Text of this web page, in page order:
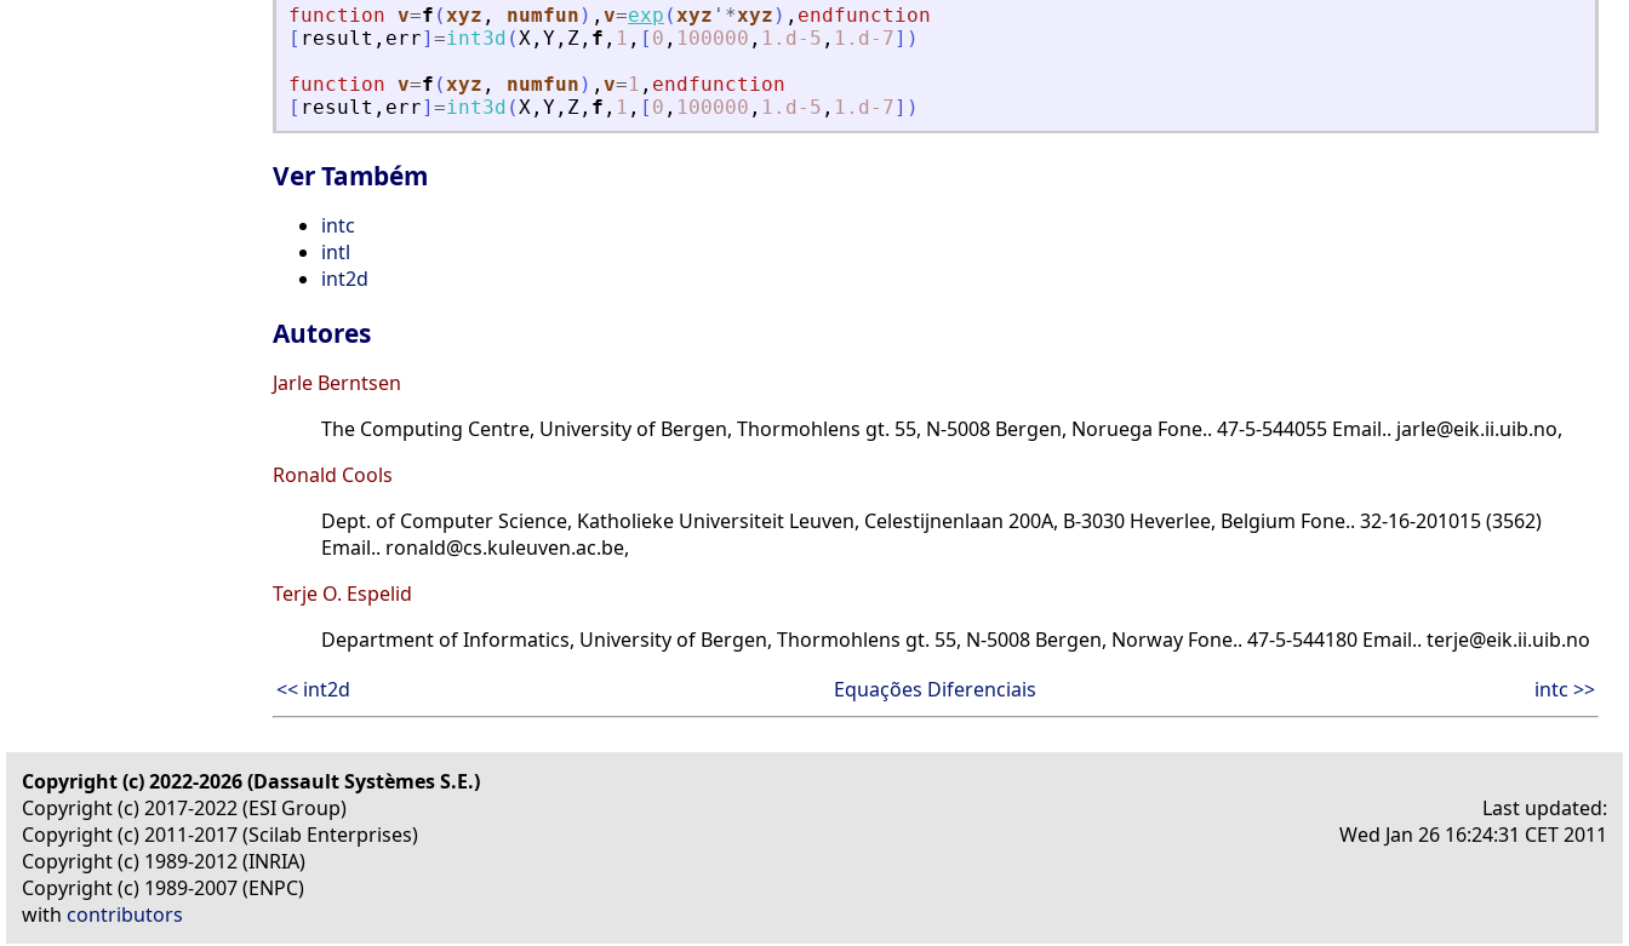
function v=f (xyz , numfun ) , v=exp (xyz ' *xyz ) , endfunction
[ result , err] =int3d (X , Y , Z , f , 1 , [ 0 , 100000 , 1.d-5 , 1.d-7] )
function v=f (xyz , numfun ) , v=1 , endfunction
[ result , err] =int3d (X , Y , Z , f , 1 , [ 0 , 100000 , 1.d-5 , 1.d-7] )
Ver Também
intc
intl
int2d
Autores
Jarle Berntsen
The Computing Centre, University of Bergen, Thormohlens gt. 55, N-5008 Bergen, Noruega Fone.. 47-5-544055 Email.. jarle@eik.ii.uib.no,
Ronald Cools
Dept. of Computer Science, Katholieke Universiteit Leuven, Celestijnenlaan 200A, B-3030 Heverlee, Belgium Fone.. 32-16-201015 (3562)
Email.. ronald@cs.kuleuven.ac.be,
Terje O. Espelid
Department of Informatics, University of Bergen, Thormohlens gt. 55, N-5008 Bergen, Norway Fone.. 47-5-544180 Email.. terje@eik.ii.uib.no
<< int2d
Equações Diferenciais intc >>
Copyright (c) 2022-2026 (Dassault Systèmes S.E.)
Copyright (c) 2017-2022 (ESI Group)
Copyright (c) 2011-2017 (Scilab Enterprises)
Copyright (c) 1989-2012 (INRIA)
Copyright (c) 1989-2007 (ENPC)
with contributors
Last updated:
Wed Jan 26 16:24:31 CET 2011